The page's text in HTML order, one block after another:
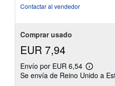
Contactar al vendedor
Comprar usado
EUR 7,94
Envío por EUR 6,54
Más
Se envía de Reino Unido a